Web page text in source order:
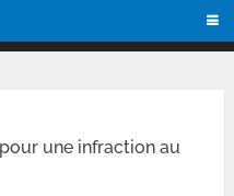
une infraction au